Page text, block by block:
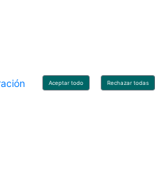
+57(601) 492 64 00
492 64 00 Ext. 4
de datos personales
Aceptar todo Rechazar todas